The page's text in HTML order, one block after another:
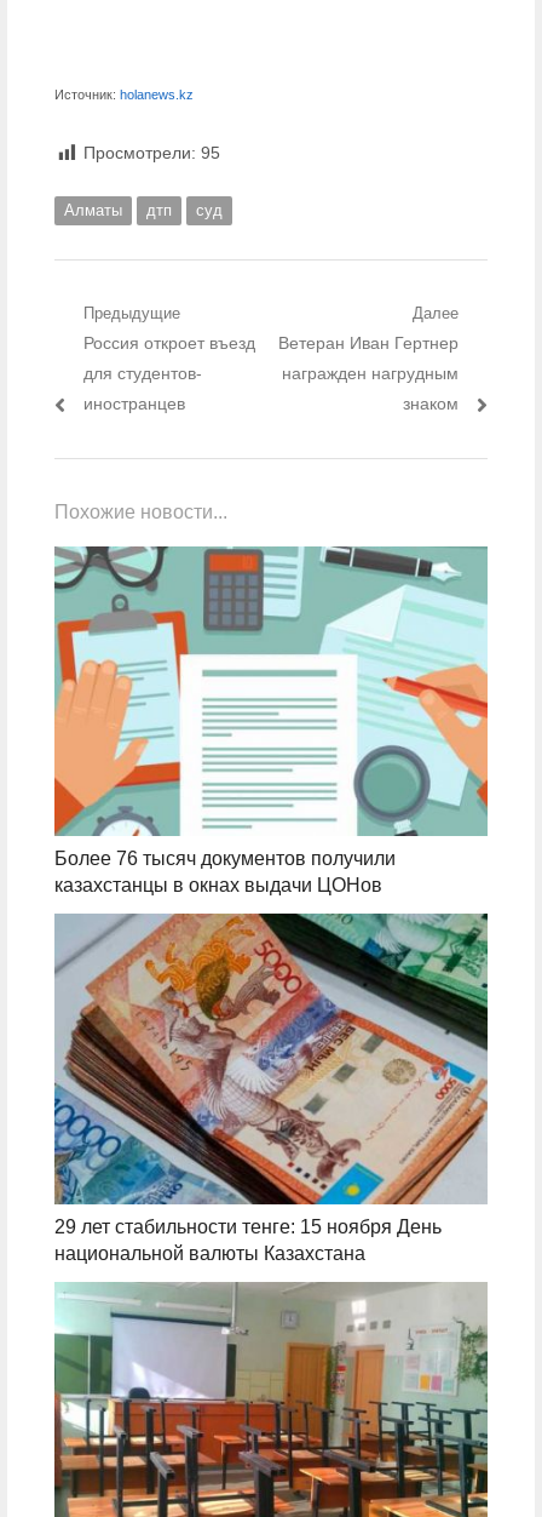
Источник: holanews.kz
Просмотрели: 95
Алматы дтп суд
Навигация по записям
Предыдущие
Предыдущий пост:
Россия откроет въезд
для студентов-
иностранцев
Далее
Следующий пост:
Ветеран Иван Гертнер
награжден нагрудным
знаком
Похожие новости...
Более 76 тысяч документов получили
казахстанцы в окнах выдачи ЦОНов
29 лет стабильности тенге: 15 ноября День
национальной валюты Казахстана